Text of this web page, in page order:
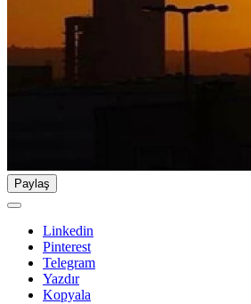
Paylaş
Linkedin
Pinterest
Telegram
Yazdır
Kopyala